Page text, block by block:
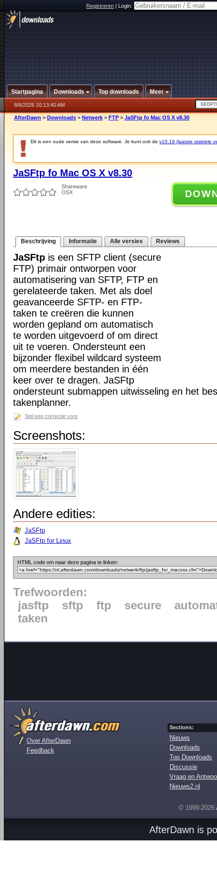
Registreren|Login:
Startpagina Downloads Top downloads Meer
8/6/2026 10:13:40 AM
AfterDawn > Downloads > Netwerk > FTP > JaSFtp fo Mac OS X v8.30
Dit is een oude versie van deze software. Je kunt ook de v10.19 (laatste stabiele
JaSFtp fo Mac OS X v8.30
Shareware
OSX
Beschrijving Informatie Alle versies Reviews
JaSFtp is een SFTP client (secure
FTP) primair ontworpen voor
automatisering van SFTP, FTP en
gerelateerde taken. Met als doel
geavanceerde SFTP- en FTP-
taken te creëren die kunnen
worden gepland om automatisch
te worden uitgevoerd of om direct
uit te voeren. Ondersteunt een
bijzonder flexibel wildcard systeem
om meerdere bestanden in één
keer over te dragen. JaSFtp
ondersteunt submappen uitwisseling en het
takenplanner.
Stel een correctie voor
Screenshots:
Andere edities:
JaSFtp
JaSFtp for Linux
HTML code om naar deze pagina te linken:
Trefwoorden:
jasftp
sftp ftp secure
taken
Over AfterDawn
Feedback
Sections:
Nieuws
Downloads
Top Downloads
Discussie
Vraag en
Nieuws2.nl
© 1999-2026
AfterDawn is